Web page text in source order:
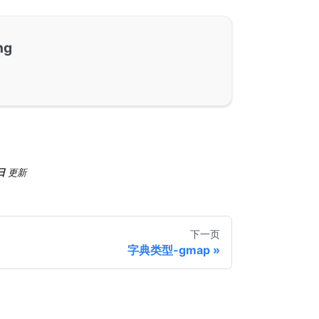
更新
下一页
字典类型-gmap